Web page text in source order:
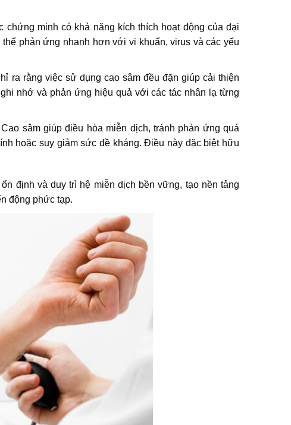
chứng minh có khả năng kích thích hoạt động của đại
phản ứng nhanh hơn với vi khuẩn, virus và các yếu
ra rằng việc sử dụng cao sâm đều đặn giúp cải thiện
nhớ và phản ứng hiệu quả với các tác nhân lạ từng
sâm giúp điều hòa miễn dịch, tránh phản ứng quá
hoặc suy giảm sức đề kháng. Điều này đặc biệt hữu
định và duy trì hệ miễn dịch bền vững, tạo nền tảng
động phức tạp.